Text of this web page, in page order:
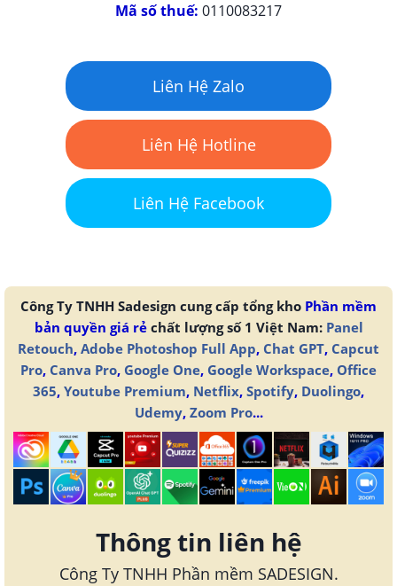
Mã số thuế: 0110083217
Liên Hệ Zalo
Liên Hệ Hotline
Liên Hệ Facebook
Công Ty TNHH Sadesign cung cấp tổng kho Phần mềm
bản quyền giá rẻchất lượng số 1 Việt Nam: Panel
Retouch, Adobe Photoshop Full App, Chat GPT, Capcut
Pro, Canva Pro, Google One, Google Workspace, Office
365, Youtube Premium, Netflix, Spotify, Duolingo,
Udemy, Zoom Pro...
Thông tin liên hệ
Công Ty TNHH Phần mềm SADESIGN.